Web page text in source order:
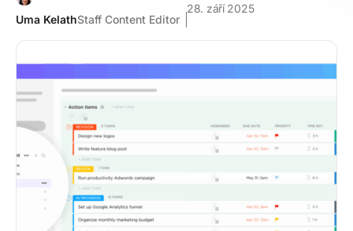
Uma KelathStaff Content Editor
28. září 2025